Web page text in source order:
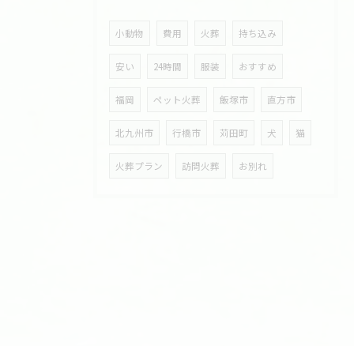
小動物 費用 火葬 持ち込み
安い 24時間 服装 おすすめ
福岡 ペット火葬 飯塚市 直方市
北九州市 行橋市 苅田町 犬 猫
火葬プラン 訪問火葬 お別れ